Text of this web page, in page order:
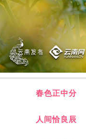
春色正中分
人间恰良辰